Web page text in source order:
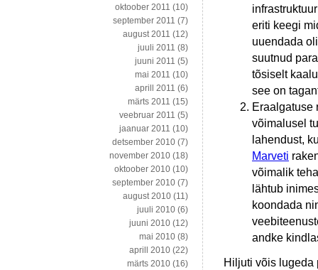
eriti keegi
uuendada
suutnud
tõsiselt
see on
Eraalgatuse
võimalusel
lahendust,
Marveti
võimalik
lähtub
koondada
andke
Hiljuti võis lugeda
oktoober 2011 (10)
september 2011 (7)
august 2011 (12)
juuli 2011 (8)
juuni 2011 (5)
mai 2011 (10)
aprill 2011 (6)
märts 2011 (15)
veebruar 2011 (5)
jaanuar 2011 (10)
detsember 2010 (7)
november 2010 (18)
oktoober 2010 (10)
september 2010 (7)
august 2010 (11)
juuli 2010 (6)
juuni 2010 (12)
mai 2010 (8)
aprill 2010 (22)
märts 2010 (16)